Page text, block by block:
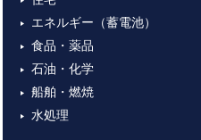
エネルギー（蓄電池）
食品・薬品
石油・化学
船舶・燃焼
水処理